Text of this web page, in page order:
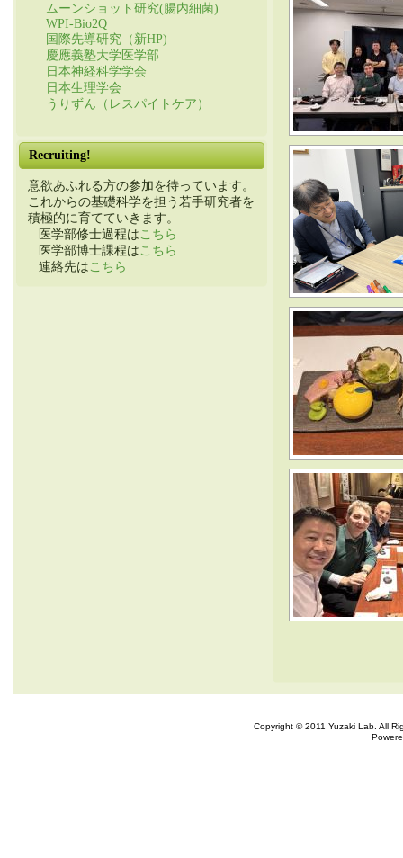
ムーンショット研究(腸内細菌)
WPI-Bio2Q
国際先導研究（新HP)
慶應義塾大学医学部
日本神経科学学会
日本生理学会
うりずん（レスパイトケア）
Recruiting!
意欲あふれる方の参加を待っています。
これからの基礎科学を担う若手研究者を
積極的に育てていきます。
医学部修士過程は こちら
医学部博士課程は こちら
連絡先は こちら
Copyright © 2011 Yuzaki Lab. All